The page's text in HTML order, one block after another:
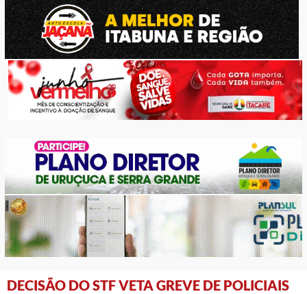
DECISÃO DO STF VETA GREVE DE POLICIAIS